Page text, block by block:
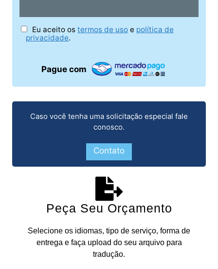
Eu aceito os termos de uso e política de
privacidade.
Pague com
Caso você tenha uma solicitação especial fale
conosco.
Contato
Peça Seu Orçamento
Selecione os idiomas, tipo de serviço, forma de
entrega e faça upload do seu arquivo para
tradução.